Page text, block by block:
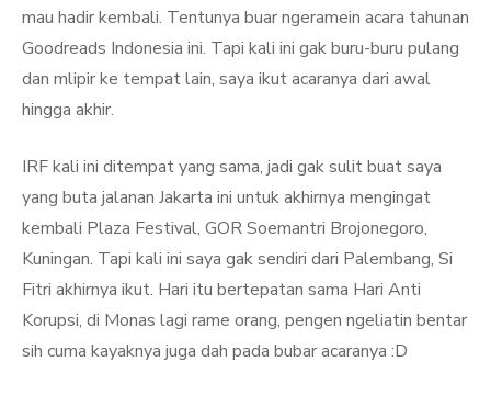
mau hadir kembali. Tentunya buar ngeramein acara tahunan
Goodreads Indonesia ini. Tapi kali ini gak buru-buru pulang
dan mlipir ke tempat lain, saya ikut acaranya dari awal
hingga akhir.
IRF kali ini ditempat yang sama, jadi gak sulit buat saya
yang buta jalanan Jakarta ini untuk akhirnya mengingat
kembali Plaza Festival, GOR Soemantri Brojonegoro,
Kuningan. Tapi kali ini saya gak sendiri dari Palembang, Si
Fitri akhirnya ikut. Hari itu bertepatan sama Hari Anti
Korupsi, di Monas lagi rame orang, pengen ngeliatin bentar
sih cuma kayaknya juga dah pada bubar acaranya :D